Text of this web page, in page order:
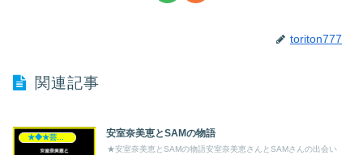
toriton777
関連記事
安室奈美恵とSAMの物語
★安室奈美恵とSAMの物語安室奈美恵さんとSAMさんの出会い